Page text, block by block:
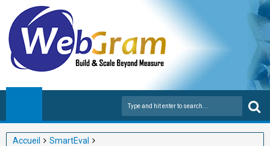
Accueil
SmartEval